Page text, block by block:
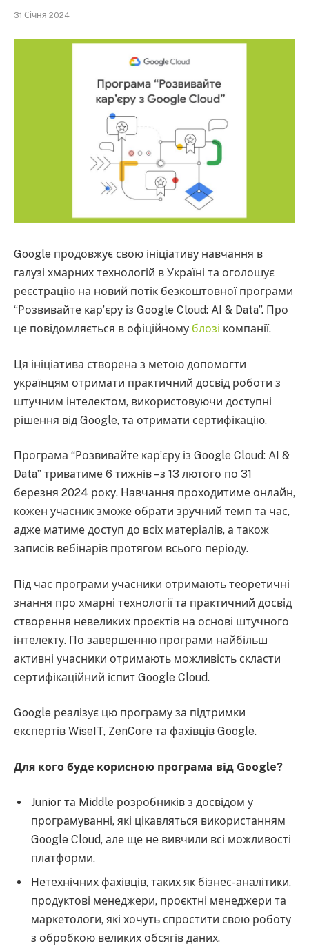
31 Січня 2024
Google продовжує свою ініціативу навчання в
галузі хмарних технологій в Україні та оголошує
реєстрацію на новий потік безкоштовної програми
“Розвивайте кар’єру із Google Cloud: AI & Data”. Про
це повідомляється в офіційному блозі компанії.
Ця ініціатива створена з метою допомогти
українцям отримати практичний досвід роботи з
штучним інтелектом, використовуючи доступні
рішення від Google, та отримати сертифікацію.
Програма “Розвивайте карʼєру із Google Cloud: AI &
Data” триватиме 6 тижнів – з 13 лютого по 31
березня 2024 року. Навчання проходитиме онлайн,
кожен учасник зможе обрати зручний темп та час,
адже матиме доступ до всіх матеріалів, а також
записів вебінарів протягом всього періоду.
Під час програми учасники отримають теоретичні
знання про хмарні технології та практичний досвід
створення невеликих проєктів на основі штучного
інтелекту. По завершенню програми найбільш
активні учасники отримають можливість скласти
сертифікаційний іспит Google Cloud.
Google реалізує цю програму за підтримки
експертів WiseIT, ZenCore та фахівців Google.
Для кого буде корисною програма від Google?
Junior та Middle розробників з досвідом у
програмуванні, які цікавляться використанням
Google Cloud, але ще не вивчили всі можливості
платформи.
Нетехнічних фахівців, таких як бізнес-аналітики,
продуктові менеджери, проєктні менеджери та
маркетологи, які хочуть спростити свою роботу
з обробкою великих обсягів даних.